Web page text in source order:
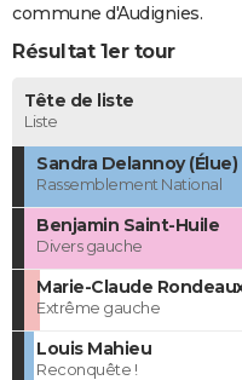
commune d'Audignies.
Résultat 1er tour
Tête de liste
Liste
Sandra Delannoy (Élue)
Rassemblement National
Benjamin Saint-Huile
Divers gauche
Marie-Claude
Extrême gauche
Louis Mahieu
Reconquête !